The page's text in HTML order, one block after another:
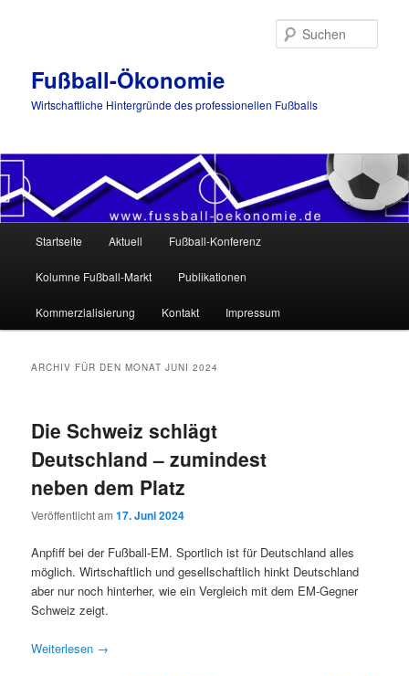
Fußball-Ökonomie
Wirtschaftliche Hintergründe des professionellen Fußballs
Zum
Inhalt
wechseln
Zum
sekundären
Inhalt
wechseln
Startseite Aktuell Fußball-Konferenz
Kolumne Fußball-Markt Publikationen
Kommerzialisierung Kontakt Impressum
ARCHIV FÜR DEN MONATJUNI 2024
Die Schweiz schlägt
Deutschland – zumindest
neben dem Platz
Veröffentlicht am17. Juni 2024
Anpfiff bei der Fußball-EM. Sportlich ist für Deutschland alles
möglich. Wirtschaftlich und gesellschaftlich hinkt Deutschland
aber nur noch hinterher, wie ein Vergleich mit dem EM-Gegner
Schweiz zeigt.
Weiterlesen →